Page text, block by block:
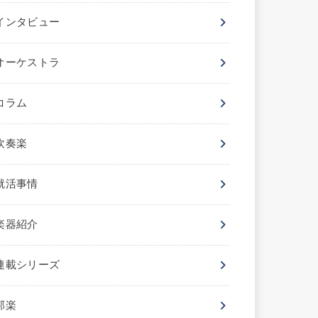
ンタビュー
ーケストラ
ラム
奏楽
活事情
器紹介
載シリーズ
楽